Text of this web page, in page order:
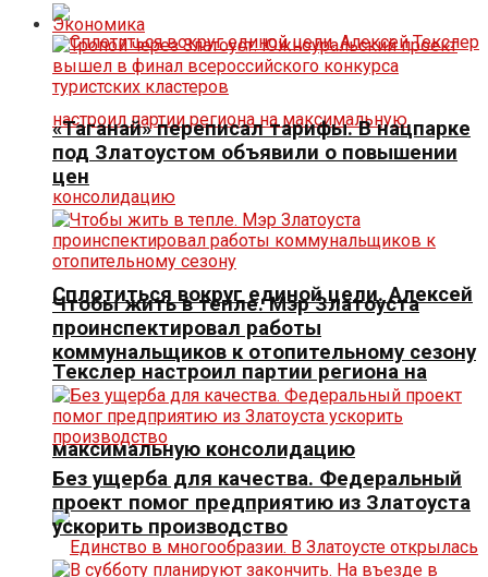
Сплотиться вокруг единой цели. Алексей
Текслер настроил партии региона на
максимальную консолидацию
Экономика
«Таганай» переписал тарифы. В нацпарке
под Златоустом объявили о повышении
цен
Чтобы жить в тепле. Мэр Златоуста
проинспектировал работы
коммунальщиков к отопительному сезону
Без ущерба для качества. Федеральный
проект помог предприятию из Златоуста
ускорить производство